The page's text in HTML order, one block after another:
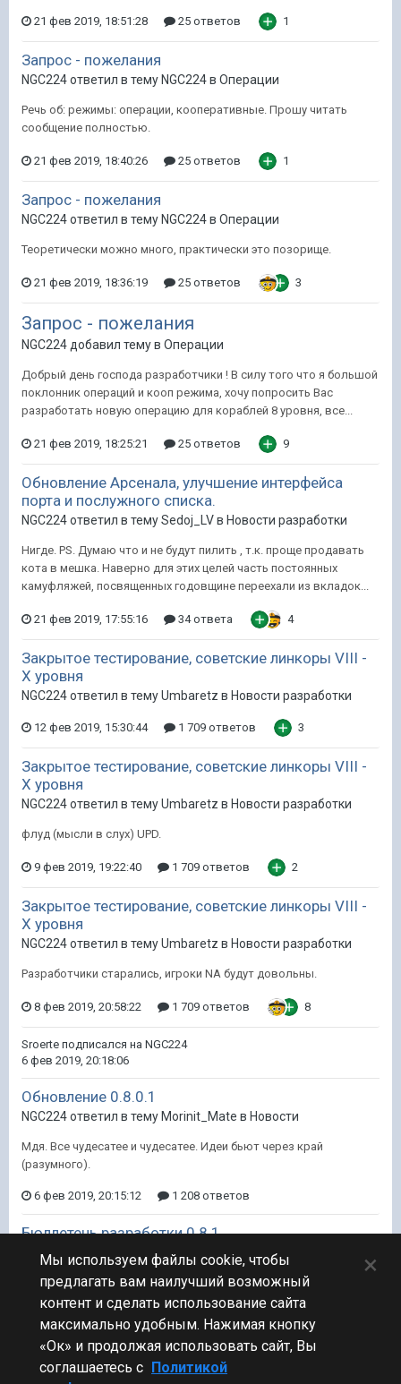
21 фев 2019, 18:51:28 25 ответов 1
Запрос - пожелания
NGC224 ответил в тему NGC224 в Операции
Речь об: режимы: операции, кооперативные. Прошу читать
сообщение полностью.
21 фев 2019, 18:40:26 25 ответов 1
Запрос - пожелания
NGC224 ответил в тему NGC224 в Операции
Теоретически можно много, практически это позорище.
21 фев 2019, 18:36:19 25 ответов 3
Запрос - пожелания
NGC224 добавил тему в Операции
Добрый день господа разработчики ! В силу того что я большой
поклонник операций и кооп режима, хочу попросить Вас
разработать новую операцию для кораблей 8 уровня, все...
21 фев 2019, 18:25:21 25 ответов 9
Обновление Арсенала, улучшение интерфейса
порта и послужного списка.
NGC224 ответил в тему Sedoj_LV в Новости разработки
Нигде. PS. Думаю что и не будут пилить , т.к. проще продавать
кота в мешка. Наверно для этих целей часть постоянных
камуфляжей, посвященных годовщине переехали из вкладок...
21 фев 2019, 17:55:16 34 ответа 4
Закрытое тестирование, советские линкоры VIII -
X уровня
NGC224 ответил в тему Umbaretz в Новости разработки
12 фев 2019, 15:30:44 1 709 ответов 3
Закрытое тестирование, советские линкоры VIII -
X уровня
NGC224 ответил в тему Umbaretz в Новости разработки
флуд (мысли в слух) UPD.
9 фев 2019, 19:22:40 1 709 ответов 2
Закрытое тестирование, советские линкоры VIII -
X уровня
NGC224 ответил в тему Umbaretz в Новости разработки
Разработчики старались, игроки NA будут довольны.
8 фев 2019, 20:58:22 1 709 ответов 8
Sroerte подписался на NGC224
6 фев 2019, 20:18:06
Обновление 0.8.0.1
NGC224 ответил в тему Morinit_Mate в Новости
Мдя. Все чудесатее и чудесатее. Идеи бьют через край
(разумного).
6 фев 2019, 20:15:12 1 208 ответов
Бюллетень разработки 0.8.1
NGC224 ответил в тему Morinit_Mate в Новости
Вот вопрос:
6 фев 2019, 20:13:52
Мы используем файлы cookie, чтобы
предлагать вам наилучший возможный
контент и сделать использование сайта
максимально удобным. Нажимая кнопку
«Ок» и продолжая использовать сайт, Вы
соглашаетесь с Политикой
×